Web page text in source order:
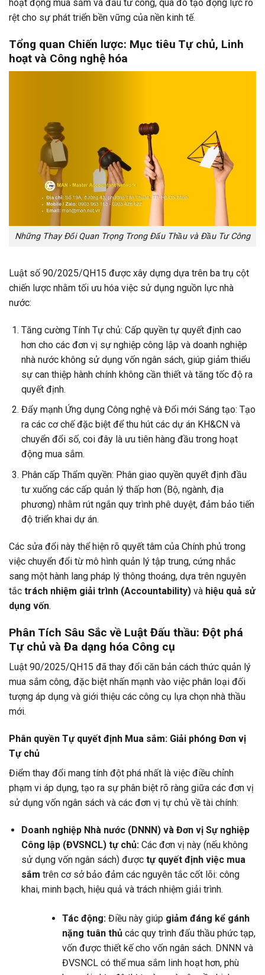
hoạt động mua sắm và đầu tư công, qua đó tạo động lực rõ
rệt cho sự phát triển bền vững của nền kinh tế.
Tổng quan Chiến lược: Mục tiêu Tự chủ, Linh
hoạt và Công nghệ hóa
Những Thay Đổi Quan Trọng Trong Đấu Thầu và Đầu Tư Công
Luật số 90/2025/QH15 được xây dựng dựa trên ba trụ cột
chiến lược nhằm tối ưu hóa việc sử dụng nguồn lực nhà
nước:
Tăng cường Tính Tự chủ: Cấp quyền tự quyết định cao
hơn cho các đơn vị sự nghiệp công lập và doanh nghiệp
nhà nước không sử dụng vốn ngân sách, giúp giảm thiểu
sự can thiệp hành chính không cần thiết và tăng tốc độ ra
quyết định.
Đẩy mạnh Ứng dụng Công nghệ và Đổi mới Sáng tạo: Tạo
ra các cơ chế đặc biệt để thu hút các dự án KH&CN và
chuyển đổi số, coi đây là ưu tiên hàng đầu trong hoạt
động mua sắm.
Phân cấp Thẩm quyền: Phân giao quyền quyết định đầu
tư xuống các cấp quản lý thấp hơn (Bộ, ngành, địa
phương) nhằm rút ngắn quy trình phê duyệt, đảm bảo tiến
độ triển khai dự án.
Các sửa đổi này thể hiện rõ quyết tâm của Chính phủ trong
việc chuyển đổi từ mô hình quản lý tập trung, cứng nhắc
sang một hành lang pháp lý thông thoáng, dựa trên nguyên
tắc trách nhiệm giải trình (Accountability) và hiệu quả sử
dụng vốn.
Phân Tích Sâu Sắc về Luật Đấu thầu: Đột phá
Tự chủ và Đa dạng hóa Công cụ
Luật 90/2025/QH15 đã thay đổi căn bản cách thức quản lý
mua sắm công, đặc biệt nhấn mạnh vào việc phân loại đối
tượng áp dụng và giới thiệu các công cụ lựa chọn nhà thầu
mới.
Phân quyền Tự quyết định Mua sắm: Giải phóng Đơn vị
Tự chủ
Điểm thay đổi mang tính đột phá nhất là việc điều chỉnh
phạm vi áp dụng, tạo ra sự phân biệt rõ ràng giữa các đơn vị
sử dụng vốn ngân sách và các đơn vị tự chủ về tài chính:
Doanh nghiệp Nhà nước (DNNN) và Đơn vị Sự nghiệp
Công lập (ĐVSNCL) tự chủ:Các đơn vị này (nếu không
sử dụng vốn ngân sách) được tự quyết định việc mua
sắm trên cơ sở bảo đảm các nguyên tắc cốt lõi: công
khai, minh bạch, hiệu quả và trách nhiệm giải trình.
Tác động:Điều này giúp giảm đáng kể gánh
nặng tuân thủcác quy trình đấu thầu phức tạp,
vốn được thiết kế cho vốn ngân sách. DNNN và
ĐVSNCL có thể mua sắm linh hoạt hơn, phù